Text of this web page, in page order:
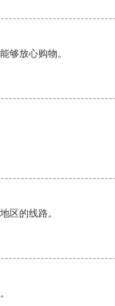
够放心购物。
区的线路。